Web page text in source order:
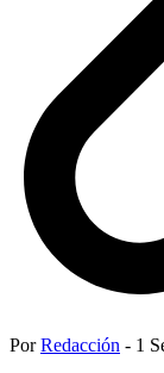
PorRedacción - 1